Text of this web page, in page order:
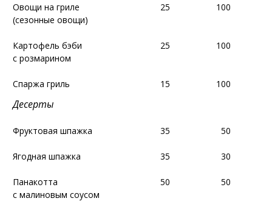
Овощи на гриле
(сезонные овощи)
25 100
Картофель бэби
с розмарином
25 100
Спаржа гриль 15 100
Десерты
Фруктовая шпажка 35 50
Ягодная шпажка 35 30
Панакотта
с малиновым соусом
50 50
Овощи на гриле
(сезонные овощи)
25 100
Картофель бэби
с розмарином
25 100
Спаржа гриль 15 100
Десерты
Фруктовая шпажка 35 50
Ягодная шпажка 35 30
Панакотта
с малиновым соусом
50 50